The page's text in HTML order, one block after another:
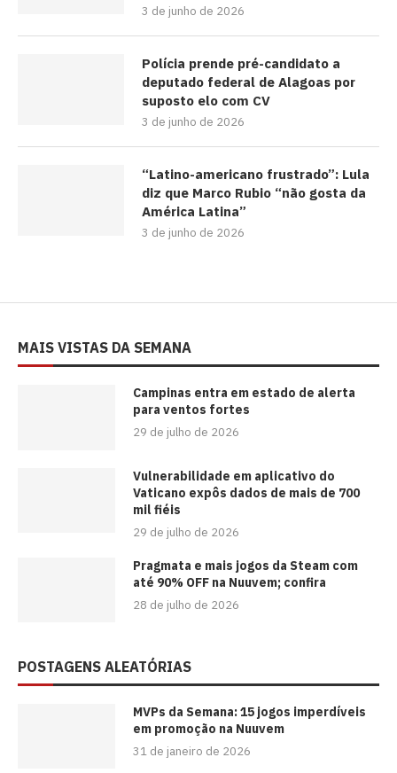
3 de junho de 2026
Polícia prende pré-candidato a
deputado federal de Alagoas por
suposto elo com CV
3 de junho de 2026
“Latino-americano frustrado”: Lula
diz que Marco Rubio “não gosta da
América Latina”
3 de junho de 2026
MAIS VISTAS DA SEMANA
Campinas entra em estado de alerta
para ventos fortes
29 de julho de 2026
Vulnerabilidade em aplicativo do
Vaticano expôs dados de mais de 700
mil fiéis
29 de julho de 2026
Pragmata e mais jogos da Steam com
até 90% OFF na Nuuvem; confira
28 de julho de 2026
POSTAGENS ALEATÓRIAS
MVPs da Semana: 15 jogos imperdíveis
em promoção na Nuuvem
31 de janeiro de 2026